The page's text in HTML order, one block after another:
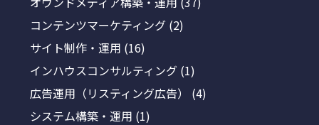
コンテンツマーケティング (2)
サイト制作・運用 (16)
インハウスコンサルティング (1)
広告運用（リスティング広告） (4)
システム構築・運用 (1)